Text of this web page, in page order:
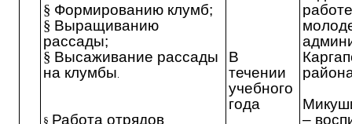
§ Формированию клумб;
§ Выращиванию
рассады;
§ Высаживание рассады
на клумбы
§ Работа отрядов
В
течении
учебного
года
–